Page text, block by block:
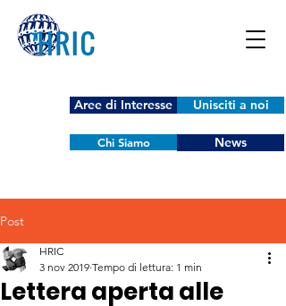
Aree di Interesse Unisciti a noi
Chi Siamo News
Post
Lettera aperta alle
HRIC
3 nov 2019 Tempo di lettura: 1 min